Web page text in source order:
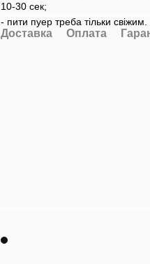
10-30 сек;
- пити пуер треба тільки свіжим.
Доставка Оплата